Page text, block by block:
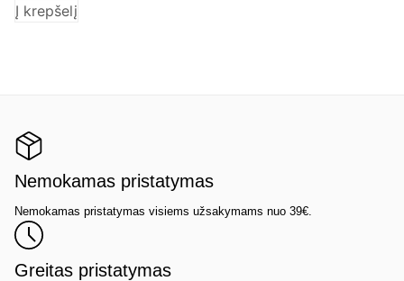
Į krepšelį
Nemokamas pristatymas
Nemokamas pristatymas visiems užsakymams nuo 39€.
Greitas pristatymas